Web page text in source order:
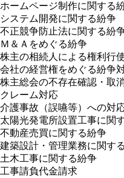
ホームページ制作に関する
システム開発に関する紛争
不正競争防止法に関する紛
Ｍ＆Ａをめぐる紛争
株主の相続人による権利行
会社の経営権をめぐる紛争
株主総会の不存在確認・取
クレーム対応
介護事故（誤嚥等）への対
太陽光発電所設置工事に関
不動産売買に関する紛争
建築設計・管理業務に関す
土木工事に関する紛争
工事請負代金請求